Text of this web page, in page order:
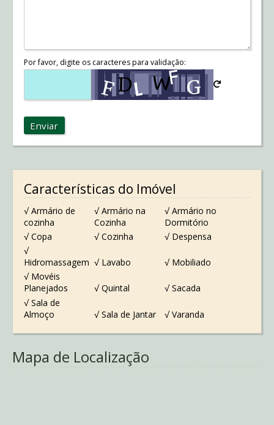
Por favor, digite os caracteres para validação:
Enviar
Características do Imóvel
√ Armário de
cozinha
√ Armário na
Cozinha
√ Armário no
Dormitório
√ Copa
√ Cozinha
√ Despensa
√
Hidromassagem √ Lavabo
√ Mobiliado
√ Movéis
Planejados
√ Quintal
√ Sacada
√ Sala de
Almoço
√ Sala de Jantar √ Varanda
Mapa de Localização